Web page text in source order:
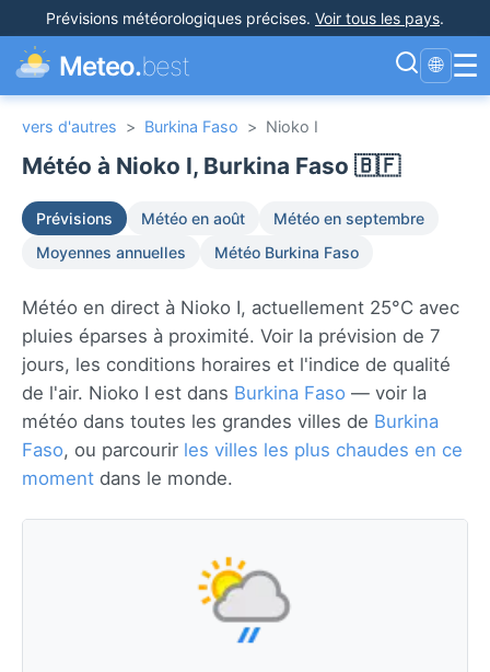
Prévisions météorologiques précises. Voir tous les pays.
Meteo.best 🌐 ☰
vers d'autres > Burkina Faso > Nioko I
Météo à Nioko I, Burkina Faso 🇧🇫
Prévisions Météo en août
Météo en septembre
Moyennes annuelles
Météo Burkina Faso
Météo en direct à Nioko I, actuellement 25°C avec
pluies éparses à proximité. Voir la prévision de 7
jours, les conditions horaires et l'indice de qualité
de l'air. Nioko I est dans Burkina Faso — voir la
météo dans toutes les grandes villes de Burkina
Faso, ou parcourir les villes les plus chaudes en ce
moment dans le monde.